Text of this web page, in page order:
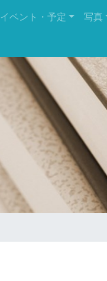
イベント・予定 写真